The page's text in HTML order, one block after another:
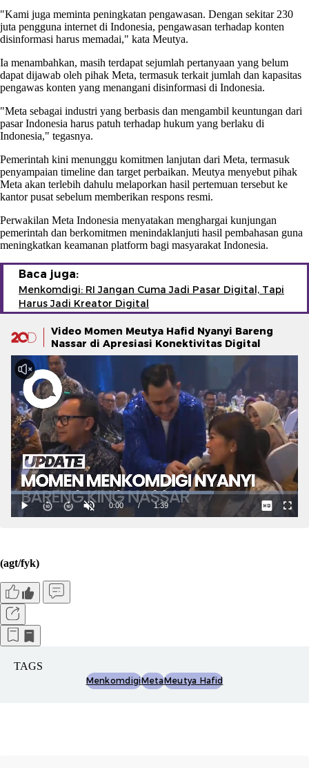
"Kami juga meminta peningkatan pengawasan. Dengan sekitar 230
juta pengguna internet di Indonesia, pengawasan terhadap konten
disinformasi harus memadai," kata Meutya.
Ia menambahkan, masih terdapat sejumlah pertanyaan yang belum
dapat dijawab oleh pihak Meta, termasuk terkait jumlah dan kapasitas
pengawas konten yang menangani disinformasi di Indonesia.
"Meta sebagai industri yang berbasis dan mengambil keuntungan dari
pasar Indonesia harus patuh terhadap hukum yang berlaku di
Indonesia," tegasnya.
Pemerintah kini menunggu komitmen lanjutan dari Meta, termasuk
penyampaian timeline dan target perbaikan. Meutya menyebut pihak
Meta akan terlebih dahulu melaporkan hasil pertemuan tersebut ke
kantor pusat sebelum memberikan respons resmi.
Perwakilan Meta Indonesia menyatakan menghargai kunjungan
pemerintah dan berkomitmen menindaklanjuti hasil pembahasan guna
meningkatkan keamanan platform bagi masyarakat Indonesia.
Baca juga:
Menkomdigi: RI Jangan Cuma Jadi Pasar Digital, Tapi
Harus Jadi Kreator Digital
Video Momen Meutya Hafid Nyanyi Bareng
Nassar di Apresiasi Konektivitas Digital
(agt/fyk)
TAGS
MenkomdigiMetaMeutya Hafid